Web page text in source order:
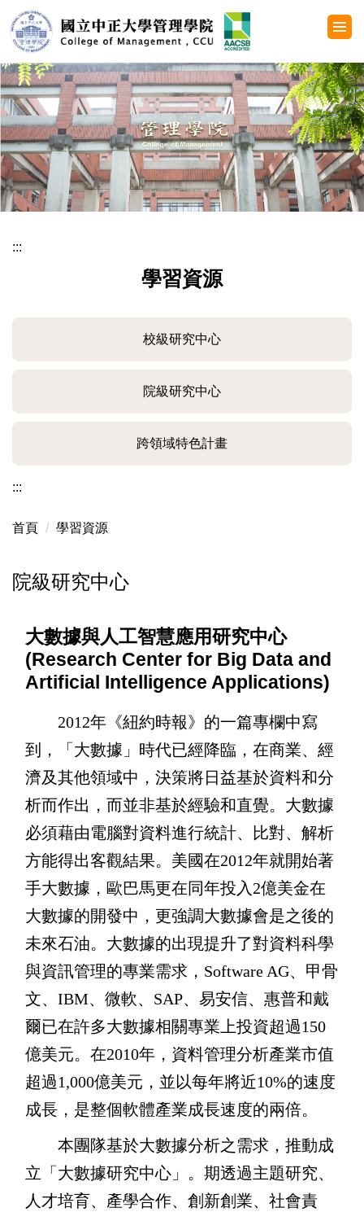
跳
到
主
要
內
容
區
:::
學習資源
校級研究中心
院級研究中心
跨領域特色計畫
:::
首頁 學習資源
院級研究中心
大數據與人工智慧應用研究中心
(Research Center for Big Data and
Artificial Intelligence Applications)
2012年《紐約時報》的一篇專欄中寫
到，「大數據」時代已經降臨，在商業、經
濟及其他領域中，決策將日益基於資料和分
析而作出，而並非基於經驗和直覺。大數據
必須藉由電腦對資料進行統計、比對、解析
方能得出客觀結果。美國在2012年就開始著
手大數據，歐巴馬更在同年投入2億美金在
大數據的開發中，更強調大數據會是之後的
未來石油。大數據的出現提升了對資料科學
與資訊管理的專業需求，Software AG、甲骨
文、IBM、微軟、SAP、易安信、惠普和戴
爾已在許多大數據相關專業上投資超過150
億美元。在2010年，資料管理分析產業市值
超過1,000億美元，並以每年將近10%的速度
成長，是整個軟體產業成長速度的兩倍。
本團隊基於大數據分析之需求，推動成
立「大數據研究中心」。期透過主題研究、
人才培育、產學合作、創新創業、社會責